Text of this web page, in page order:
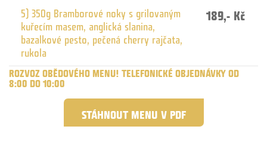
5) 350g Bramborové noky s grilovaným
kuřecím masem, anglická slanina,
bazalkové pesto, pečená cherry rajčata,
rukola
189,- Kč
ROZVOZ OBĚDOVÉHO MENU! TELEFONICKÉ OBJEDNÁVKY OD
8:00 DO 10:00
STÁHNOUT MENU V PDF